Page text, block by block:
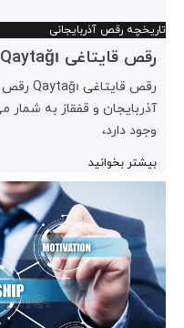
تاریخچه رقص آذربایجانی
رقص قایتاغی Qaytağı
وجود دارد،
بیشتر بخوانید